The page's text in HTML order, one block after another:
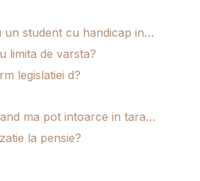
un student cu handicap in…
limita de varsta?
legislatiei d?
ma pot intoarce in tara…
la pensie?